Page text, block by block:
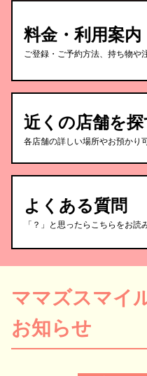
料金・利用案内
ご登録・ご予約方法、持ち物や
近くの店舗を探
各店舗の詳しい場所やお預かり
よくある質問
「？」と思ったらこちらをお読
ママズスマイ
お知らせ